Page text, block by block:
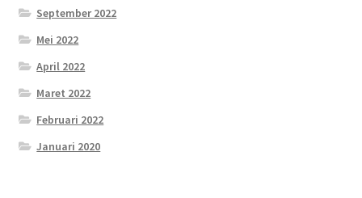
September 2022
Mei 2022
April 2022
Maret 2022
Februari 2022
Januari 2020